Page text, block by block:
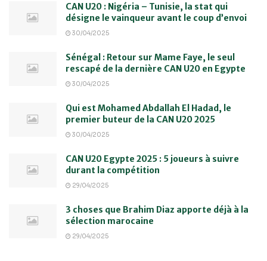
CAN U20 : Nigéria – Tunisie, la stat qui
désigne le vainqueur avant le coup d’envoi
30/04/2025
Sénégal : Retour sur Mame Faye, le seul
rescapé de la dernière CAN U20 en Egypte
30/04/2025
Qui est Mohamed Abdallah El Hadad, le
premier buteur de la CAN U20 2025
30/04/2025
CAN U20 Egypte 2025 : 5 joueurs à suivre
durant la compétition
29/04/2025
3 choses que Brahim Diaz apporte déjà à la
sélection marocaine
29/04/2025